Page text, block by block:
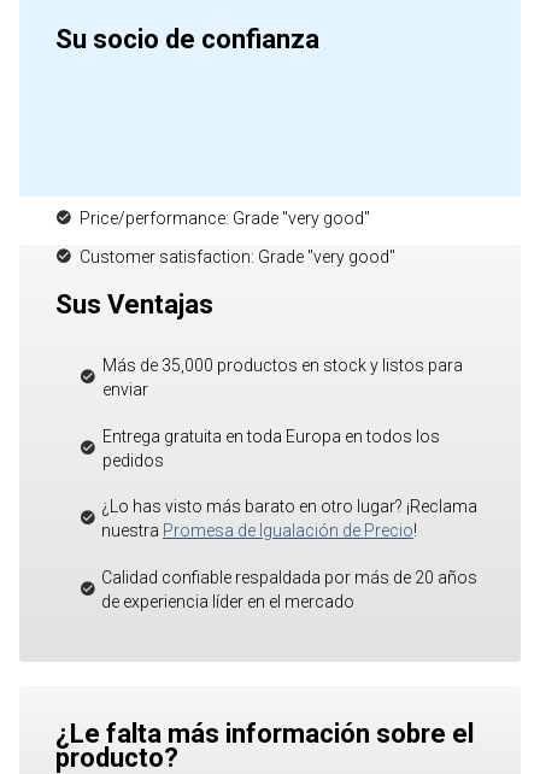
Su socio de confianza
Price/performance: Grade "very good"
Customer satisfaction: Grade "very good"
Sus Ventajas
Más de 35,000 productos en stock y listos para
enviar
Entrega gratuita en toda Europa en todos los
pedidos
¿Lo has visto más barato en otro lugar? ¡Reclama
nuestra Promesa de Igualación de Precio!
Calidad confiable respaldada por más de 20 años
de experiencia líder en el mercado
¿Le falta más información sobre el
producto?